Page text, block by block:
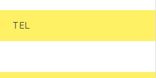
TEL